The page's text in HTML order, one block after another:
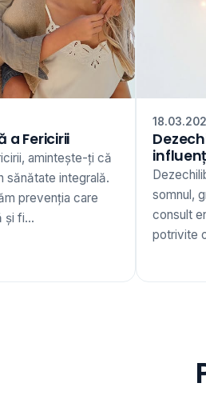
a Fericirii
amintește-ți că
sănătate integrală.
prevenția care
și fi...
somnul,
consult
potrivite